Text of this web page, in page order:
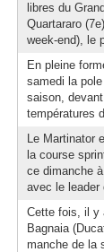
libres du
Quartararo
week-end), le
En pleine
samedi la
saison,
températures
Le Martinator
la course
ce dimanche
avec le leader
Cette fois, il y
Bagnaia
manche de la